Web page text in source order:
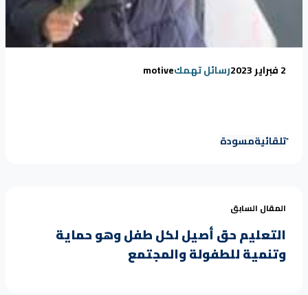
2 فبراير 2023 رسائل تهمكmotive
تلقائيةمسودة
المقال السابق
التعليم حق أصيل لكل طفل وهو حماية
وتنمية للطفولة والمجتمع